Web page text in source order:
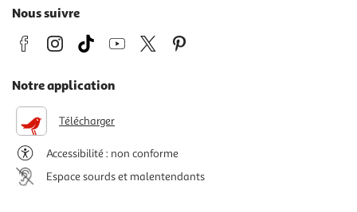
Nous suivre
Notre application
Télécharger
Accessibilité : non conforme
Espace sourds et malentendants